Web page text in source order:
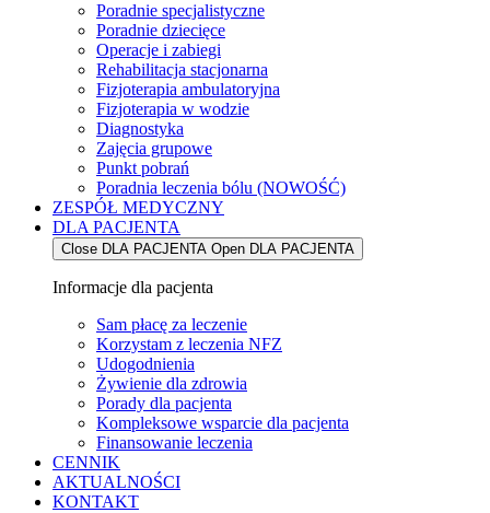
Poradnie specjalistyczne
Poradnie dziecięce
Operacje i zabiegi
Rehabilitacja stacjonarna
Fizjoterapia ambulatoryjna
Fizjoterapia w wodzie
Diagnostyka
Zajęcia grupowe
Punkt pobrań
Poradnia leczenia bólu (NOWOŚĆ)
ZESPÓŁ MEDYCZNY
DLA PACJENTA
Close DLA PACJENTA Open DLA PACJENTA
Informacje dla pacjenta
Sam płacę za leczenie
Korzystam z leczenia NFZ
Udogodnienia
Żywienie dla zdrowia
Porady dla pacjenta
Kompleksowe wsparcie dla pacjenta
Finansowanie leczenia
CENNIK
AKTUALNOŚCI
KONTAKT